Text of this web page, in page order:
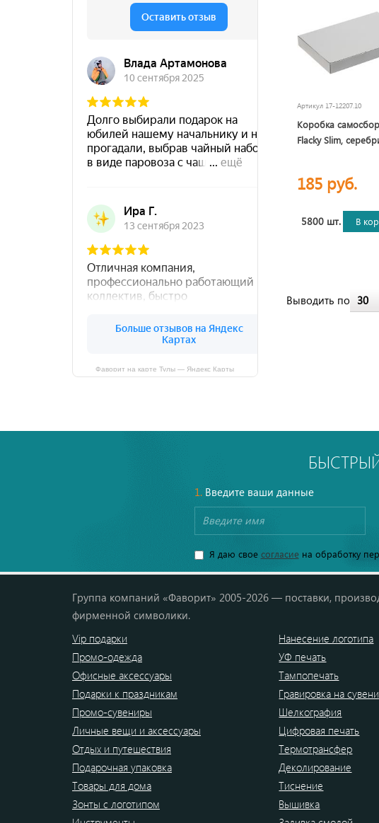
Фаворит на карте Тулы — Яндекс Карты
Артикул 17-12207.10
Коробка
Flacky Slim,
185 руб.
5800 шт. В
Выводить по 30
1.Введите ваши данные
Я даю свое согласиена обработку
Группа компаний «Фаворит» 2005-2026 — поставки,
фирменной символики.
Vip подарки
Промо-одежда
Офисные аксессуары
Подарки к праздникам
Промо-сувениры
Личные вещи и аксессуары
Отдых и путешествия
Подарочная упаковка
Товары для дома
Зонты с логотипом
Нанесение логотипа
УФ печать
Тампопечать
Гравировка на
Шелкография
Цифровая печать
Термотрансфер
Деколирование
Тиснение
Вышивка